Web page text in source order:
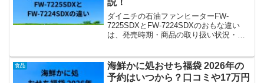
ダイニチの石油ファンヒーターFW-
7225SDXとFW-7224SDXのおもな違い
は、発売時期・商品の取り扱い状況・価
のかを具体的に解説します。
食品
海鮮かに処おせち福袋 2026年の
予約はいつから？口コミや17万円